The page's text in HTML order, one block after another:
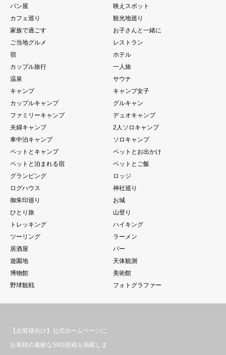
パン屋
映えスポット
カフェ巡り
観光地巡り
家族で過ごす
お子さんと一緒に
ご当地グルメ
レストラン
宿
ホテル
カップル旅行
一人旅
温泉
サウナ
キャンプ
キャンプ女子
カップルキャンプ
グルキャン
ファミリーキャンプ
デュオキャンプ
夫婦キャンプ
2人ソロキャンプ
車中泊キャンプ
ソロキャンプ
ペットとキャンプ
ペットとお出かけ
ペットと泊まれる宿
ペットとご飯
グランピング
ロッジ
ログハウス
神社巡り
御朱印巡り
お城
ひとり旅
山登り
トレッキング
ハイキング
ツーリング
ラーメン
居酒屋
バー
遊園地
天体観測
博物館
美術館
野球観戦
フォトグラファー
【企業様向け】公式ホームページに
お客様の素敵なSNS投稿を掲載しま